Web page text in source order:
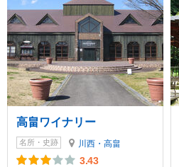
高畠ワイナリー
名所・史跡 川西・高畠
3.43